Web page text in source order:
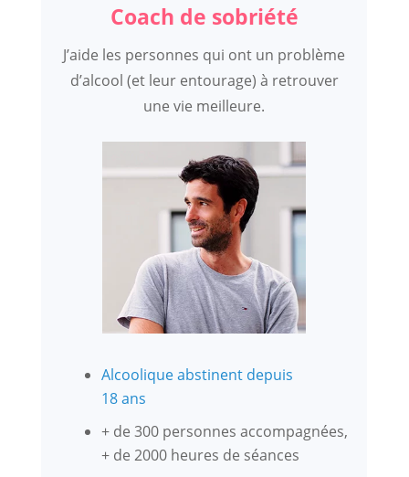
Coach de sobriété
J’aide les personnes qui ont un problème
d’alcool (et leur entourage) à retrouver
une vie meilleure.
Alcoolique abstinent depuis
18 ans
+ de 300 personnes accompagnées,
+ de 2000 heures de séances